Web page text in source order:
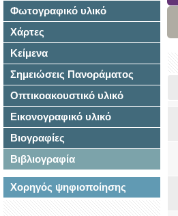
Φωτογραφικό υλικό
Χάρτες
Κείμενα
Σημειώσεις Πανοράματος
Οπτικοακουστικό υλικό
Εικονογραφικό υλικό
Βιογραφίες
Βιβλιογραφία
Χορηγός ψηφιοποίησης